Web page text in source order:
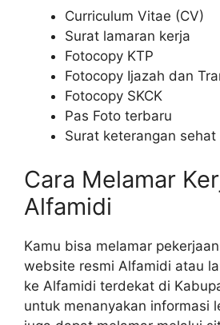
Curriculum Vitae (CV)
Surat lamaran kerja
Fotocopy KTP
Fotocopy Ijazah dan
Fotocopy SKCK
Pas Foto terbaru
Surat keterangan
Cara Melamar
Alfamidi
Kamu bisa melamar
website resmi Alfamidi atau
ke Alfamidi terdekat di
untuk menanyakan informasi